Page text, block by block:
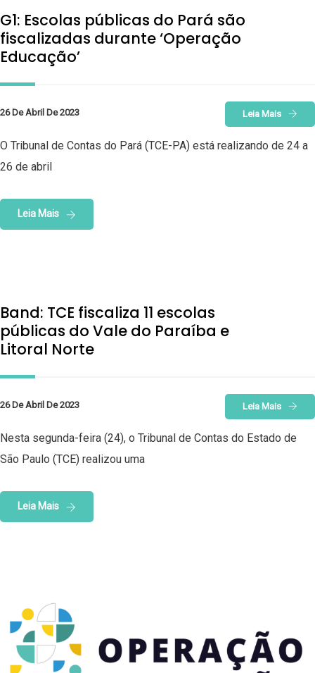
G1: Escolas públicas do Pará são
fiscalizadas durante ‘Operação
Educação’
26 De Abril De 2023 Leia Mais
O Tribunal de Contas do Pará (TCE-PA) está realizando de 24 a
26 de abril
Leia Mais
Band: TCE fiscaliza 11 escolas
públicas do Vale do Paraíba e
Litoral Norte
26 De Abril De 2023 Leia Mais
Nesta segunda-feira (24), o Tribunal de Contas do Estado de
São Paulo (TCE) realizou uma
Leia Mais